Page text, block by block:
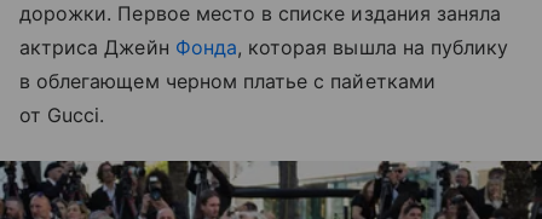
дорожки. Первое место в списке издания заняла
актриса Джейн Фонда, которая вышла на публику
в облегающем черном платье с пайетками
от Gucci.